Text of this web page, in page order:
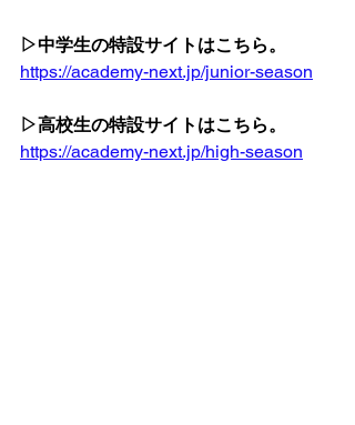
▷中学生の特設サイトはこちら。
https://academy-next.jp/junior-season
▷高校生の特設サイトはこちら。
https://academy-next.jp/high-season